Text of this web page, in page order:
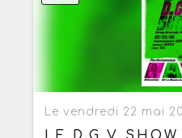
Le vendredi 22 mai